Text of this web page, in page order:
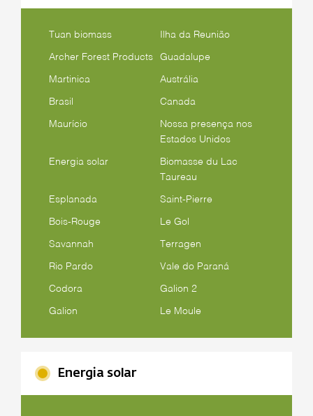
Tuan biomass Ilha da Reunião
Archer Forest Products Guadalupe
Martinica Austrália
Brasil Canada
Maurício
Nossa presença nos
Estados Unidos
Energia solar
Biomasse du Lac
Taureau
Esplanada Saint-Pierre
Bois-Rouge Le Gol
Savannah Terragen
Rio Pardo Vale do Paraná
Codora Galion 2
Galion Le Moule
Energia solar